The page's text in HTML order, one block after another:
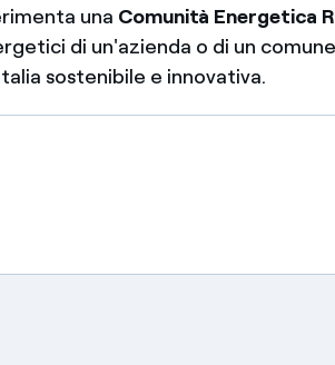
una Comunità Energetica
di un'azienda o di un
sostenibile e innovativa.